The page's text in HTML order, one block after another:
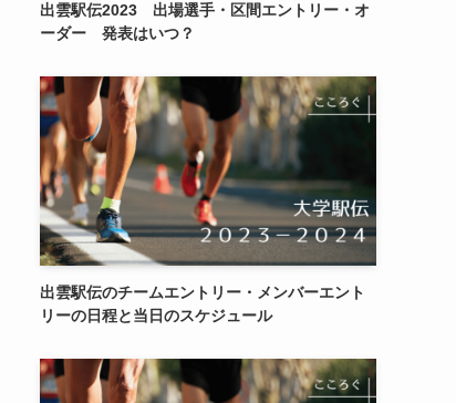
出雲駅伝2023 出場選手・区間エントリー・オ
ーダー 発表はいつ？
出雲駅伝のチームエントリー・メンバーエント
リーの日程と当日のスケジュール